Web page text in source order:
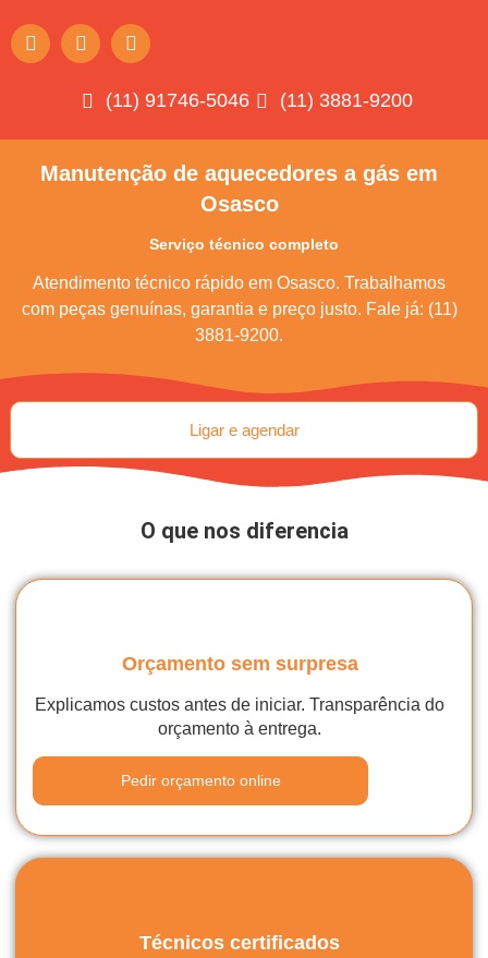
(11) 91746-5046 (11) 3881-9200
Manutenção de aquecedores a gás em
Osasco
Serviço técnico completo
Atendimento técnico rápido em Osasco. Trabalhamos
com peças genuínas, garantia e preço justo. Fale já: (11)
3881-9200.
Ligar e agendar
O que nos diferencia
Orçamento sem surpresa
Explicamos custos antes de iniciar. Transparência do
orçamento à entrega.
Pedir orçamento online
Técnicos certificados